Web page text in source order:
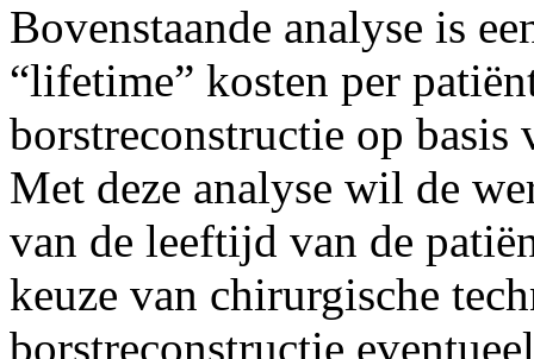
Bovenstaande analyse is
“lifetime” kosten per
borstreconstructie op basis
Met deze analyse wil de
van de leeftijd van de
keuze van chirurgische
borstreconstructie